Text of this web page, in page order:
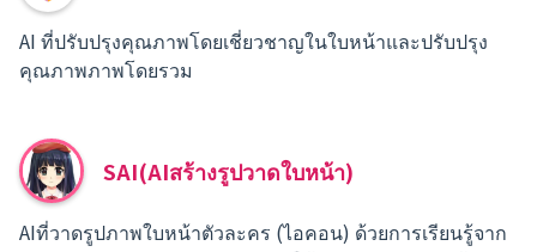
AI ที่ปรับปรุงคุณภาพโดยเชี่ยวชาญในใบหน้าและปรับปรุง
คุณภาพภาพโดยรวม
SAI(AIสร้างรูปวาดใบหน้า)
AIที่วาดรูปภาพใบหน้าตัวละคร (ไอคอน) ด้วยการเรียนรู้จาก